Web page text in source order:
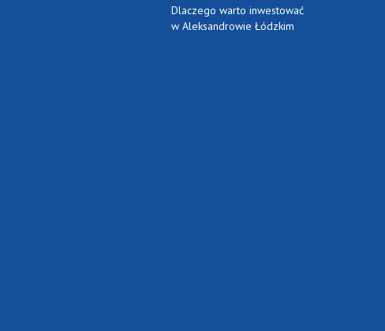
Dlaczego warto inwestować
w Aleksandrowie Łódzkim